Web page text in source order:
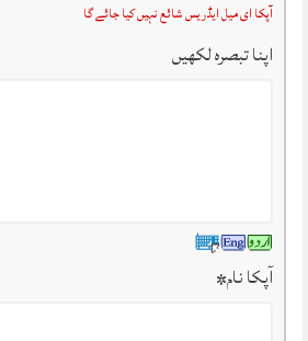
آپکا ای میل ایڈریس شائع نہیں کیا جائے گا
اپنا تبصرہ لکھیں
آپکا نام*